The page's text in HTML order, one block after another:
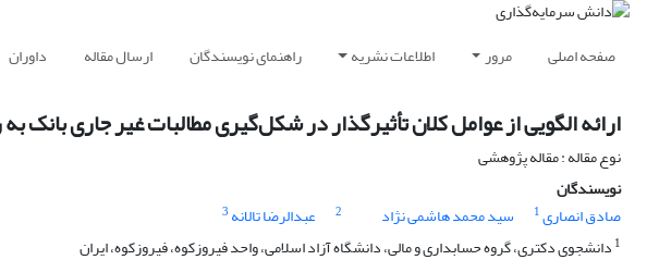
صفحه اصلی مرور اطلاعات نشریه راهنمای نویسندگان ارسال مقاله داوران
ارائه الگویی از عوامل کلان تأثیرگذار در شکل‌گیری مطالبات غیر جاری
نوع مقاله : مقاله پژوهشی
نویسندگان
صادق انصاری1 سید محمد هاشمی نژاد 2 عبدالرضا تالانه 3
1 دانشجوی دکتری، گروه حسابداری و مالی، دانشگاه آزاد اسلامی، واحد فیروزکوه، فیروزکوه، ایران